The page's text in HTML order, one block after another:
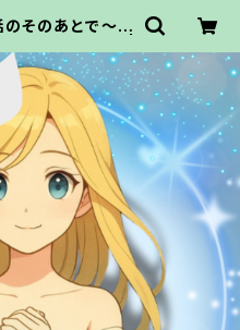
のそのあとで〜泡
サイト